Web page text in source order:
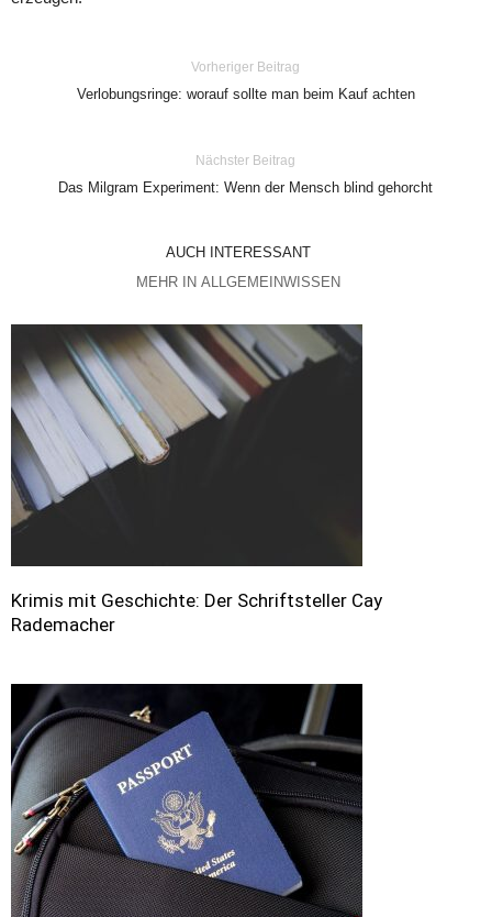
Vorheriger Beitrag
Verlobungsringe: worauf sollte man beim Kauf achten
Nächster Beitrag
Das Milgram Experiment: Wenn der Mensch blind gehorcht
AUCH INTERESSANT
MEHR IN ALLGEMEINWISSEN
Krimis mit Geschichte: Der Schriftsteller Cay
Rademacher